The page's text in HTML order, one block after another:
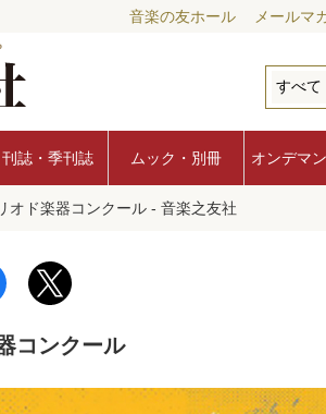
音楽の友ホール メールマ
誌・季刊誌 ムック・別冊 オンデマ
オド楽器コンクール - 音楽之友社
コンクール